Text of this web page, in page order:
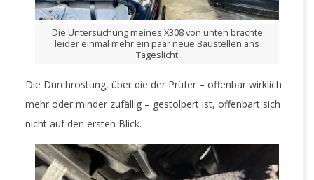
Die Untersuchung meines X308 von unten brachte
leider einmal mehr ein paar neue Baustellen ans
Tageslicht
Die Durchrostung, über die der Prüfer – offenbar wirklich
mehr oder minder zufällig – gestolpert ist, offenbart sich
nicht auf den ersten Blick.